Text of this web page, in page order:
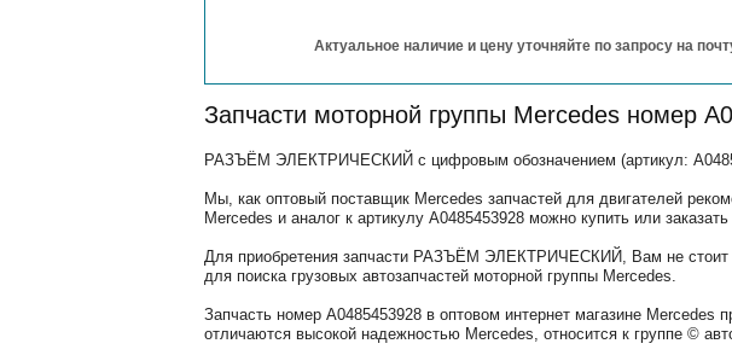
Актуальное наличие и цену уточняйте по запросу на
Запчасти моторной группы Mercedes номер
РАЗЪЁМ ЭЛЕКТРИЧЕСКИЙ с цифровым обозначением (артикул:
Мы, как оптовый поставщик Mercedes запчастей для двигателей
Mercedes и аналог к артикулу A0485453928 можно купить или
Для приобретения запчасти РАЗЪЁМ ЭЛЕКТРИЧЕСКИЙ, Вам не стоит
для поиска грузовых автозапчастей моторной группы Mercedes.
Запчасть номер A0485453928 в оптовом интернет магазине
отличаются высокой надежностью Mercedes, относится к группе ©